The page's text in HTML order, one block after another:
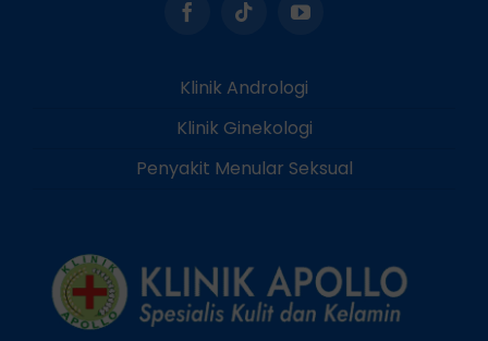
Klinik Andrologi
Klinik Ginekologi
Penyakit Menular Seksual